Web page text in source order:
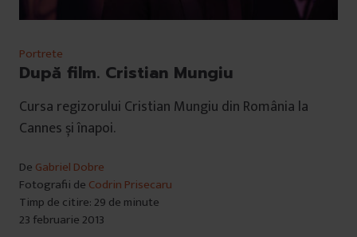
Portrete
După film. Cristian Mungiu
Cursa regizorului Cristian Mungiu din România la
Cannes și înapoi.
De Gabriel Dobre
Fotografii de Codrin Prisecaru
Timp de citire: 29 de minute
23 februarie 2013